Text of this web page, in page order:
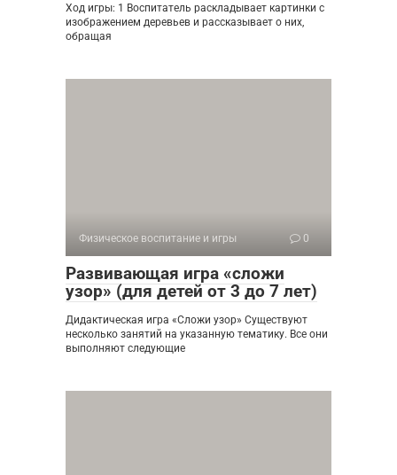
Ход игры: 1 Воспитатель раскладывает картинки с
изображением деревьев и рассказывает о них,
обращая
Физическое воспитание и игры 0
Развивающая игра «сложи
узор» (для детей от 3 до 7 лет)
Дидактическая игра «Сложи узор» Существуют
несколько занятий на указанную тематику. Все они
выполняют следующие